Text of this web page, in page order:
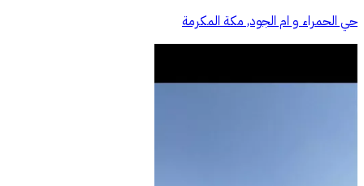
حي الحمراء و ام الجود, مكة المكرمة